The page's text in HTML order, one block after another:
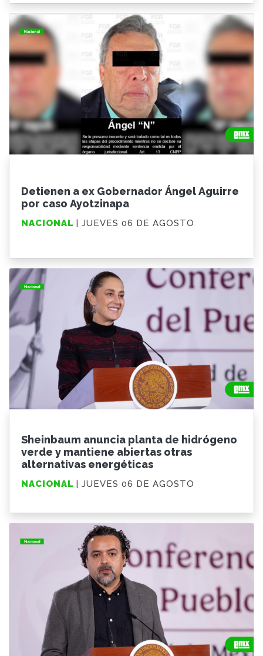
Detienen a ex Gobernador Ángel Aguirre
por caso Ayotzinapa
NACIONAL | JUEVES 06 DE AGOSTO
Sheinbaum anuncia planta de hidrógeno
verde y mantiene abiertas otras
alternativas energéticas
NACIONAL | JUEVES 06 DE AGOSTO